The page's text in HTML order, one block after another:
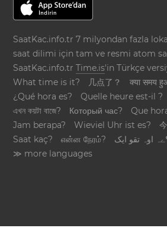
SaatKac.info.tr 7 milyondan fazla
saat dilimi için tam ve resmi atom
SaatKac.info.trTime.is'in Türkçe
What time is it?
几点了？
क्या समय
¿Qué hora es?
Quelle heure est-il ?
এখন কয়টা বাজে?
Который час?
Que
Jam berapa?
Wieviel Uhr ist es?
Saat kaç?
என்ன நேரம்?
اوہ تقو ایک
≫ more languages